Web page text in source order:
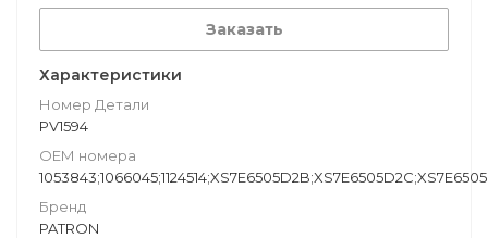
Заказать
Характеристики
Номер Детали
PV1594
ОЕМ номера
Бренд
PATRON